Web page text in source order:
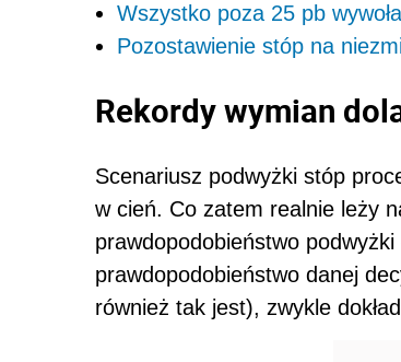
Wszystko poza 25 pb
Pozostawienie stóp na
Rekordy wymian
Scenariusz podwyżki stóp
w cień. Co zatem realnie leży
prawdopodobieństwo
prawdopodobieństwo danej
również tak jest), zwykle